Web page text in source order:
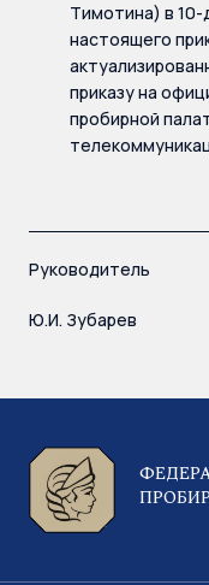
Тимотина) в 10-
настоящего
приказу на
пробирной
Руководитель
Ю.И. Зубарев